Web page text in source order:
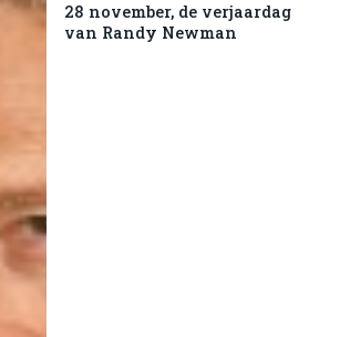
28 november, de verjaardag
van Randy Newman